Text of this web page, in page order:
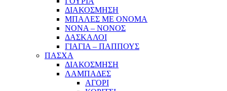
ΔΙΑΚΟΣΜΗΣΗ
ΜΠΑΛΕΣ ΜΕ ΟΝΟΜΑ
ΝΟΝΑ – ΝΟΝΟΣ
ΔΑΣΚΑΛΟΙ
ΓΙΑΓΙΑ – ΠΑΠΠΟΥΣ
ΠΑΣΧΑ
ΔΙΑΚΟΣΜΗΣΗ
ΛΑΜΠΑΔΕΣ
ΑΓΟΡΙ